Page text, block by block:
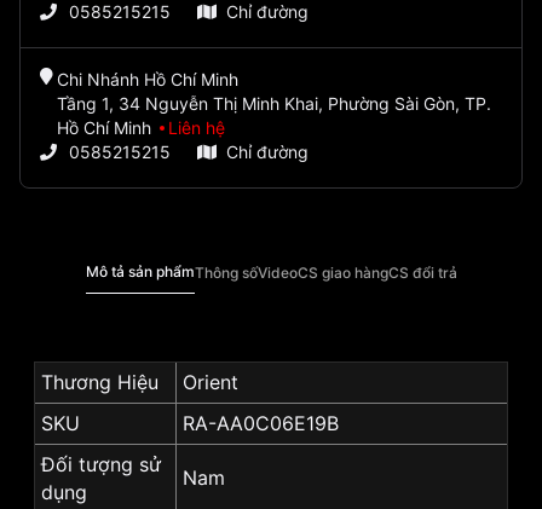
0585215215
Chỉ đường
Chi Nhánh Hồ Chí Minh
Tầng 1, 34 Nguyễn Thị Minh Khai, Phường Sài Gòn, TP.
Hồ Chí Minh
Liên hệ
0585215215
Chỉ đường
Mô tả sản phẩmThông sốVideoCS giao hàngCS đổi trả
Thương Hiệu
Orient
SKU
RA-AA0C06E19B
Đối tượng sử
dụng
Nam